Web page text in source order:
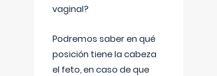
vaginal?
Podremos saber en qué
posición tiene la cabeza
el feto, en caso de que